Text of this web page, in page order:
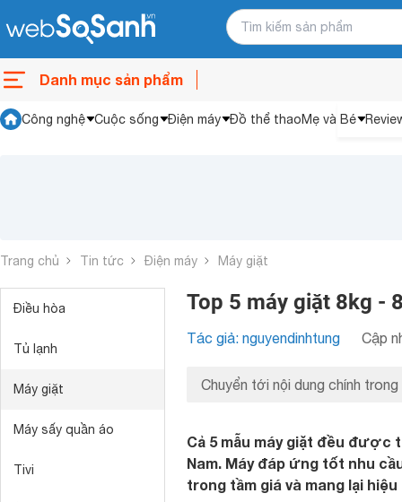
Danh mục sản phẩm
Công nghệ Cuộc sống Điện máy Đồ thể thaoMẹ và Bé
Trang chủ Tin tức Điện máy Máy giặt
Điều hòa
Tủ lạnh
Máy giặt
Máy sấy quần áo
Tivi
Top 5 máy giặt 8kg -
Tác giả: nguyendinhtung Cập
Chuyển tới nội dung chính trong
Cả 5 mẫu máy giặt đều
Nam. Máy đáp ứng tốt nhu
trong tầm giá và mang lại